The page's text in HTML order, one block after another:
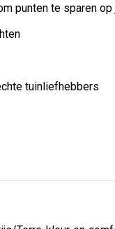
punten te sparen
tuinliefhebbers